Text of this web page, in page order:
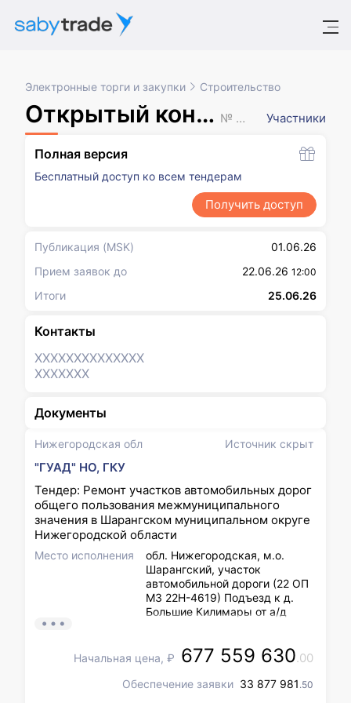
Электронные торги и закупки Строительство
Открытый конкурс в электронной форме № XXXXXXX Участники
Нижегородская обл Источник скрыт
"ГУАД" НО, ГКУ
Тендер: Ремонт участков автомобильных дорог
общего пользования межмуниципального
значения в Шарангском муниципальном округе
Нижегородской области
Место исполнения
обл. Нижегородская, м.о.
Шарангский, участок
автомобильной дороги (22 ОП
МЗ 22Н-4619) Подъезд к д.
Большие Килимары от а/д
Нижегородская, м.о.
Шарангский, участок
автомобильной дороги (22 ОП
Начальная цена, ₽ 677 559 630.00
Обеспечение заявки 33 877 981 .50
Полная версия
Бесплатный доступ ко всем тендерам
Получить доступ
Публикация (MSK)
01.06.26
Прием заявок до
22.06.26 12:00
Итоги 25.06.26
Контакты
XXXXXXXXXXXXXX
XXXXXXX
Документы